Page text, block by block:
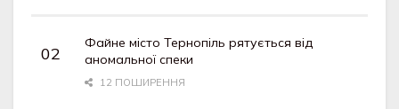
Файне місто Тернопіль рятується від
аномальної спеки
12 ПОШИРЕННЯ